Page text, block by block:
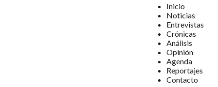
Inicio
Noticias
Entrevistas
Crónicas
Análisis
Opinión
Agenda
Reportajes
Contacto